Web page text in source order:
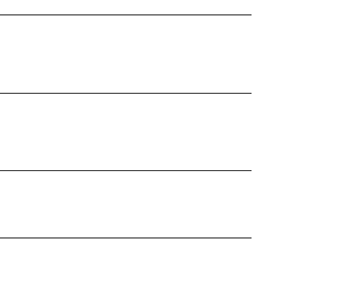
Wyślij